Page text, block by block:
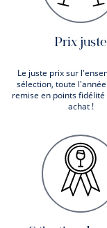
Prix juste
Le juste prix sur
sélection, toute
remise en points fidélité
achat !